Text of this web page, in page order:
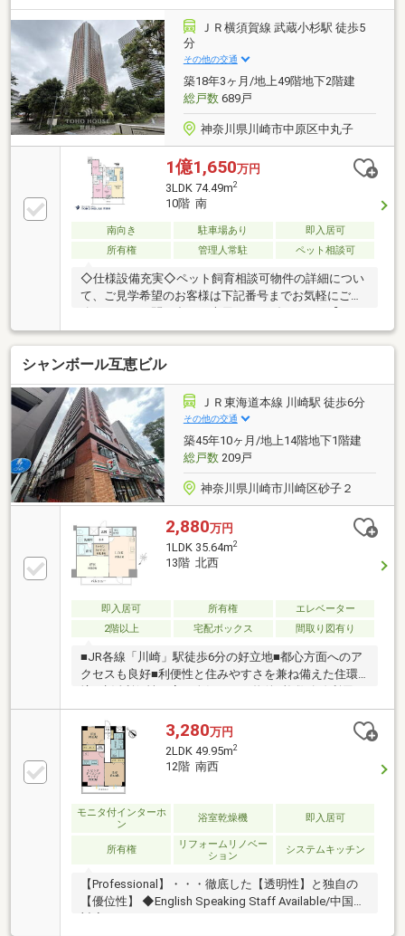
き場あり〇定額のインターネットサービス〇ハンズフ
リーキーシステム〇ペットと暮らせるマンション〇宅
配ボックスあり■ 周辺環
境 ・・・・・・・・・・・・・〇商業施設が揃う駅
前〇徒歩10分圏に4つのショッピングモール〇大型公
園「夢見ヶ崎動物公園」徒歩6分
ＪＲ横須賀線 武蔵小杉駅 徒歩5
分
その他の交通
築18年3ヶ月/地上49階地下2階建
総戸数689戸
神奈川県川崎市中原区中丸子
1億1,650万円
3LDK 74.49m2
10階 南
南向き 駐車場あり
即入居可
所有権
管理人常駐 ペット相談可
◇仕様設備充実◇ペット飼育相談可物件の詳細につい
て、ご見学希望のお客様は下記番号までお気軽にご連
104-633】
シャンボール互恵ビル
ＪＲ東海道本線 川崎駅 徒歩6分
その他の交通
築45年10ヶ月/地上14階地下1階建
総戸数209戸
神奈川県川崎市川崎区砂子２
2,880万円
1LDK 35.64m2
13階 北西
即入居可 所有権
エレベーター
2階以上
宅配ボックス 間取り図有り
■JR各線「川崎」駅徒歩6分の好立地■都心方面へのア
クセスも良好■利便性と住みやすさを兼ね備えた住環
で通勤・通学便利 ■専有面積：35.64m2≪1LDK≫■一
部リフォーム予定 ■管理体制良好■空室のため、ご内覧
調整スムーズ■ウォークインクローゼット付きで収納
充実■商業施設や、飲食店が充実した便利な住環境■徒
歩圏内に生活利便施設が充実■お買い物や外食にも便
利な立地■単身者やDINKSにもおすすめ■徒歩圏内に生
活利便施設が充実
3,280万円
2LDK 49.95m2
12階 南西
モニタ付インターホ
ン
浴室乾燥機 即入居可
所有権
リフォームリノベー
ション
システムキッチン
【Professional】・・・徹底した【透明性】と独自の
【優位性】 ◆English Speaking Staff Available/中国語